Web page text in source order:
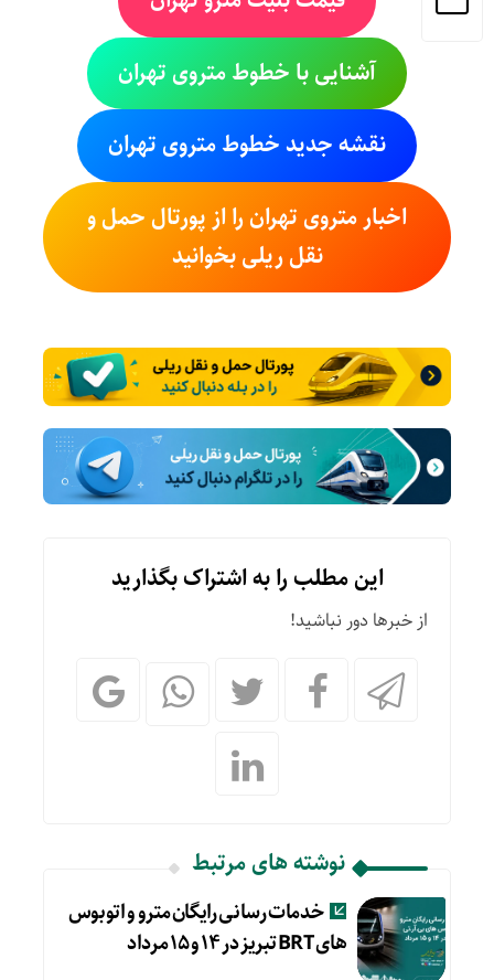
آشنایی با خطوط متروی تهران
نقشه جدید خطوط متروی تهران
اخبار متروی تهران را از پورتال حمل و
نقل ریلی بخوانید
این مطلب را به اشتراک بگذارید
از خبرها دور نباشید!
نوشته های مرتبط
خدمات رسانی رایگان مترو و اتوبوس
های BRT تبریز در ۱۴ و ۱۵ مرداد